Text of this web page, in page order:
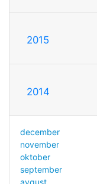
2015
2014
december
november
oktober
september